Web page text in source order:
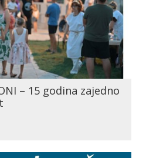
– 15 godina zajedno